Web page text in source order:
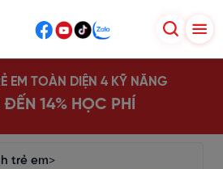
EM TOÀN DIỆN 4 KỸ NĂNG
14% HỌC PHÍ
trẻ em>